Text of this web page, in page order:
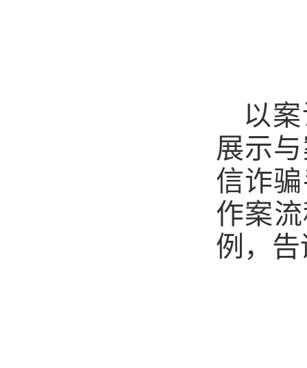
以
展示
信诈
作案
例，